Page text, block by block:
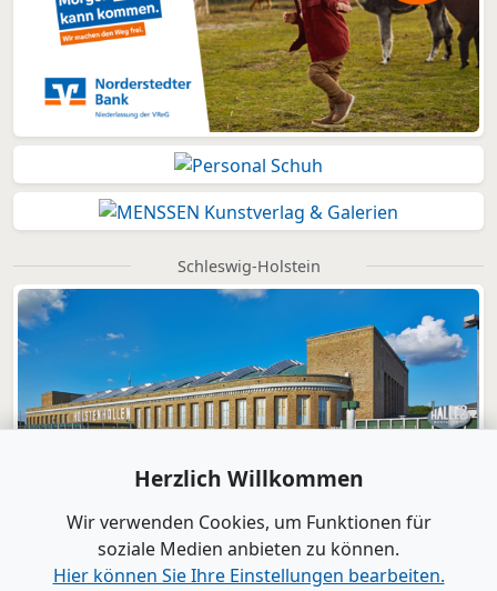
Schleswig-Holstein
Herzlich Willkommen
Wir verwenden Cookies, um Funktionen für
soziale Medien anbieten zu können.
Hier können Sie Ihre Einstellungen bearbeiten.